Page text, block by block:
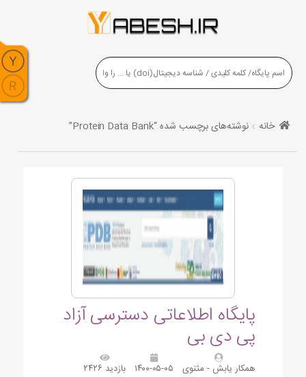
خانه نوشته‌های برچسب شده “Protein Data Bank”
پایگاه اطلاعاتی دسترسی آزاد
پی دی بی
همکار یابش - مثنوی ۱۴۰۰-۰۵-۰۵ بازدید ۲۴۲۶